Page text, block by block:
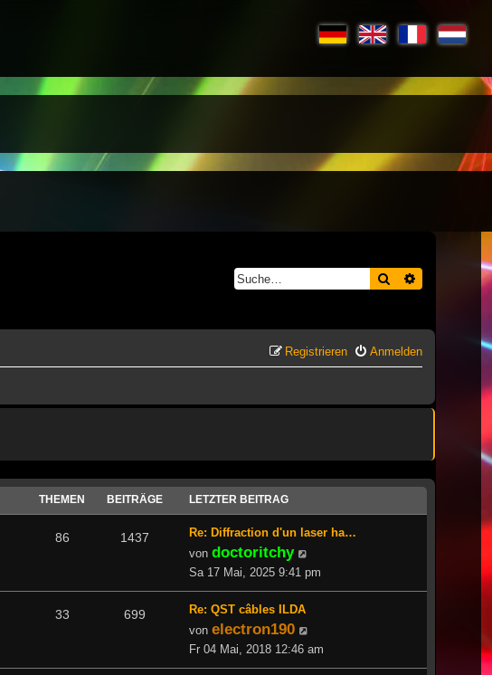
Suche Erweiterte
Anmelden
Registrieren
THEMEN BEITRÄGE LETZTER BEITRAG
86 1437
Re: Diffraction d'un laser ha…
von doctoritchy
Beitrag
Sa 17 Mai, 2025 9:41 pm
33 699
Re: QST câbles ILDA
von electron190
Beitrag
Fr 04 Mai, 2018 12:46 am